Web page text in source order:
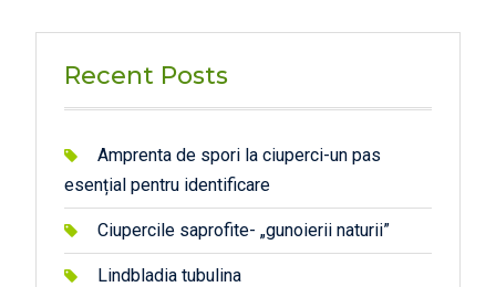
Recent Posts
Amprenta de spori la ciuperci-un pas
esențial pentru identificare
Ciupercile saprofite- „gunoierii naturii”
Lindbladia tubulina